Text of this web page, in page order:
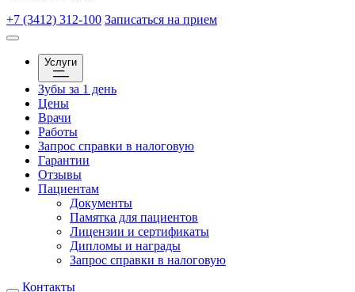
+7 (3412) 312-100 Записаться на прием
Услуги
Зубы за 1 день
Цены
Врачи
Работы
Запрос справки в налоговую
Гарантии
Отзывы
Пациентам
Документы
Памятка для пациентов
Лицензии и сертификаты
Дипломы и награды
Запрос справки в налоговую
Контакты